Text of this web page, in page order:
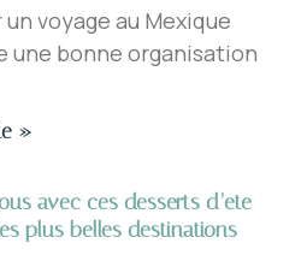
voyage au Mexique
une bonne organisation
»
avec ces desserts d’ete
plus belles destinations